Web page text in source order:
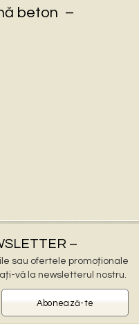
–
–
–
flori –
–
sălbatice –
domestice –
–
–
–
și îngerași –
–
fântâni –
și troli –
flori –
beton
–
sau ofertele promoționale
vă la newsletterul nostru.